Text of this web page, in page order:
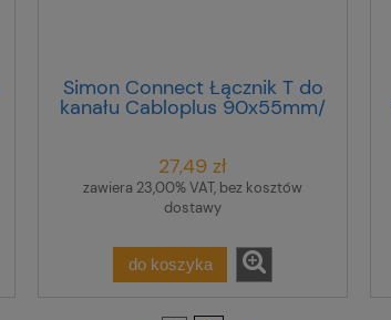
Simon Connect Łącznik T do
kanału Cabloplus 90x55mm/
130x55mm/ 160x55mm/
27,49 zł
zawiera 23,00% VAT, bez kosztów
dostawy
do koszyka